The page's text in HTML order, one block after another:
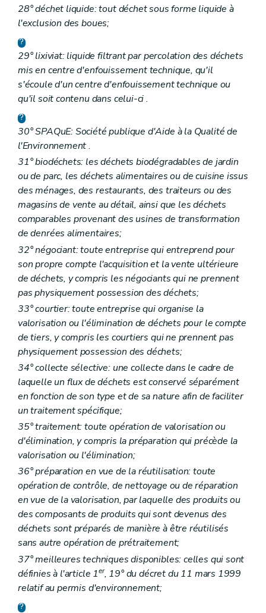
28° déchet liquide: tout déchet sous forme liquide à
l'exclusion des boues;
29° lixiviat: liquide filtrant par percolation des déchets
mis en centre d'enfouissement technique, qu'il
s'écoule d'un centre d'enfouissement technique ou
qu'il soit contenu dans celui-ci.
30° SPAQuE: Société publique d'Aide à la Qualité de
l'Environnement.
31° biodéchets: les déchets biodégradables de jardin
ou de parc, les déchets alimentaires ou de cuisine issus
des ménages, des restaurants, des traiteurs ou des
magasins de vente au détail, ainsi que les déchets
comparables provenant des usines de transformation
de denrées alimentaires;
32° négociant: toute entreprise qui entreprend pour
son propre compte l'acquisition et la vente ultérieure
de déchets, y compris les négociants qui ne prennent
pas physiquement possession des déchets;
33° courtier: toute entreprise qui organise la
valorisation ou l'élimination de déchets pour le compte
de tiers, y compris les courtiers qui ne prennent pas
physiquement possession des déchets;
34° collecte sélective: une collecte dans le cadre de
laquelle un flux de déchets est conservé séparément
en fonction de son type et de sa nature afin de faciliter
un traitement spécifique;
35° traitement: toute opération de valorisation ou
d'élimination, y compris la préparation qui précède la
valorisation ou l'élimination;
36° préparation en vue de la réutilisation: toute
opération de contrôle, de nettoyage ou de réparation
en vue de la valorisation, par laquelle des produits ou
des composants de produits qui sont devenus des
déchets sont préparés de manière à être réutilisés
sans autre opération de prétraitement;
37° meilleures techniques disponibles: celles qui sont
définies à l'article 1er, 19° du décret du 11 mars 1999
relatif au permis d'environnement;